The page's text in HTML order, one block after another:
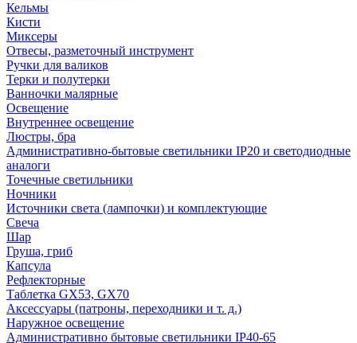
Кельмы
Кисти
Миксеры
Отвесы, разметочный инструмент
Ручки для валиков
Терки и полутерки
Ванночки малярные
Освещение
Внутреннее освещение
Люстры, бра
Административно-бытовые светильники IP20 и светодиодные
аналоги
Точечные светильники
Ночники
Источники света (лампочки) и комплектующие
Свеча
Шар
Груша, гриб
Капсула
Рефлекторные
Таблетка GX53, GX70
Аксессуары (патроны, переходники и т. д.)
Наружное освещение
Административно бытовые светильники IP40-65